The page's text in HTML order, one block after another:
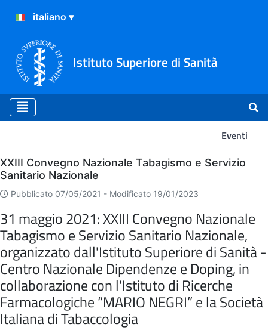
Istituto Superiore di Sanità
Eventi
Eventi
XXIII Convegno Nazionale Tabagismo e Servizio
Sanitario Nazionale
Pubblicato 07/05/2021 - Modificato 19/01/2023
31 maggio 2021: XXIII Convegno Nazionale
Tabagismo e Servizio Sanitario Nazionale,
organizzato dall'Istituto Superiore di Sanità -
Centro Nazionale Dipendenze e Doping, in
collaborazione con l'Istituto di Ricerche
Farmacologiche “MARIO NEGRI” e la Società
Italiana di Tabaccologia